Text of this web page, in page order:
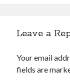
Leave a
Your email
fields are